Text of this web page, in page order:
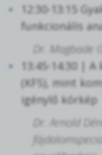
12:30-13:15
funkcionális
Dr.
13:45-14:30 |
(KFS), mint
igénylő kórkép
Dr. Arnold